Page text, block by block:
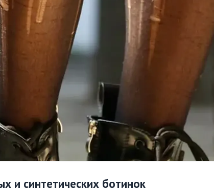
и синтетических ботинок